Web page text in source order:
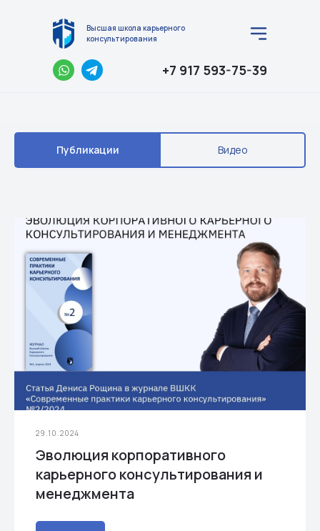
+7 917 593-75-39
Высшая школа карьерного
консультирования
Публикации Видео
29.10.2024
Эволюция корпоративного
карьерного консультирования и
менеджмента